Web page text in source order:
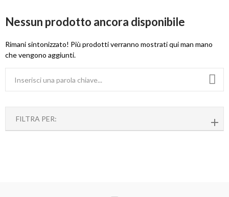
Nessun prodotto ancora disponibile
Rimani sintonizzato! Più prodotti verranno mostrati qui man mano
che vengono aggiunti.
FILTRA PER: